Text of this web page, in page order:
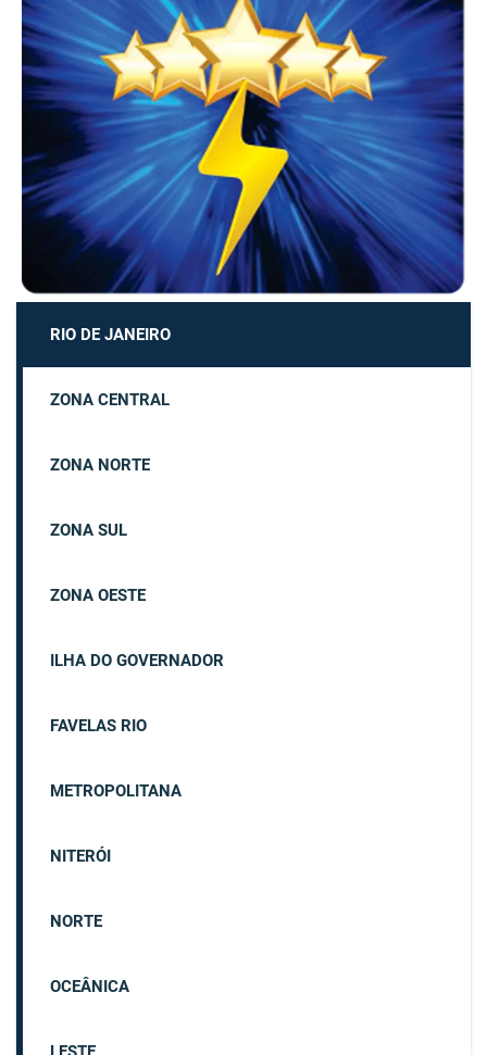
RIO DE JANEIRO
ZONA CENTRAL
ZONA NORTE
ZONA SUL
ZONA OESTE
ILHA DO GOVERNADOR
FAVELAS RIO
METROPOLITANA
NITERÓI
NORTE
OCEÂNICA